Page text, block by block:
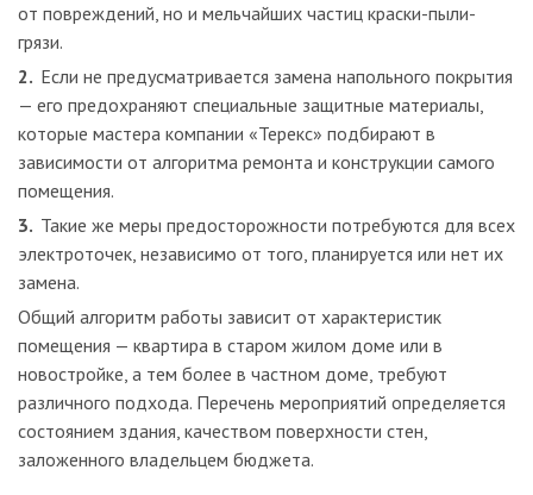
от повреждений, но и мельчайших частиц краски-пыли-
грязи.
Если не предусматривается замена напольного покрытия
— его предохраняют специальные защитные материалы,
которые мастера компании «Терекс» подбирают в
зависимости от алгоритма ремонта и конструкции самого
помещения.
Такие же меры предосторожности потребуются для всех
электроточек, независимо от того, планируется или нет их
замена.
Общий алгоритм работы зависит от характеристик
помещения — квартира в старом жилом доме или в
новостройке, а тем более в частном доме, требуют
различного подхода. Перечень мероприятий определяется
состоянием здания, качеством поверхности стен,
заложенного владельцем бюджета.